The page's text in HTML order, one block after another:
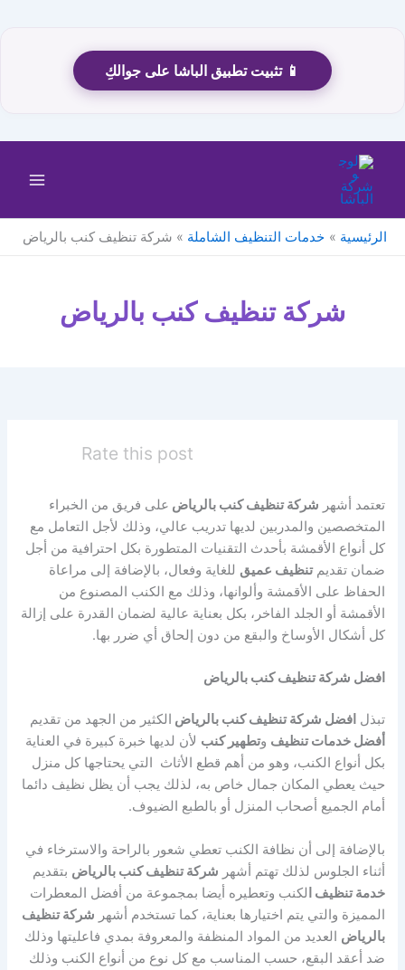
📱 تثبيت تطبيق الباشا على جوالكِ
المحتوى
الرئيسية خدمات التنظيف الشاملة شركة تنظيف كنب بالرياض
شركة تنظيف كنب بالرياض
Rate this post
تعتمد أشهر شركة تنظيف كنب بالرياض على فريق من الخبراء
المتخصصين والمدربين لديها تدريب عالي، وذلك لأجل التعامل مع
كل أنواع الأقمشة بأحدث التقنيات المتطورة بكل احترافية من أجل
ضمان تقديمتنظيف عميق للغاية وفعال، بالإضافة إلى مراعاة
الحفاظ على الأقمشة وألوانها، وذلك مع الكنب المصنوع من
الأقمشة أو الجلد الفاخر، بكل بعناية عالية لضمان القدرة على إزالة
كل أشكال الأوساخ والبقع من دون إلحاق أي ضرر بها.
افضل شركة تنظيف كنب بالرياض
تبذل افضل شركة تنظيف كنب بالرياض الكثير من الجهد من تقديم
أفضل خدمات تنظيف وتطهير كنب لأن لديها خبرة كبيرة في العناية
بكل أنواع الكنب، وهو من أهم قطع الأثاث التي يحتاجها كل منزل
حيث يعطي المكان جمال خاص به، لذلك يجب أن يظل نظيف دائما
أمام الجميع أصحاب المنزل أو بالطبع الضيوف.
بالإضافة إلى أن نظافة الكنب تعطي شعور بالراحة والاسترخاء في
أثناء الجلوس لذلك تهتم أشهر شركة تنظيف كنب بالرياض بتقديم
خدمة تنظيف ا لكنب وتعطيره أيضا بمجموعة من أفضل المعطرات
المميزة والتي يتم اختيارها بعناية، كما تستخدم أشهر شركة تنظيف
بالرياض العديد من المواد المنظفة والمعروفة بمدي فاعليتها وذلك
ضد أعقد البقع، حسب المناسب مع كل نوع من أنواع الكنب وذلك